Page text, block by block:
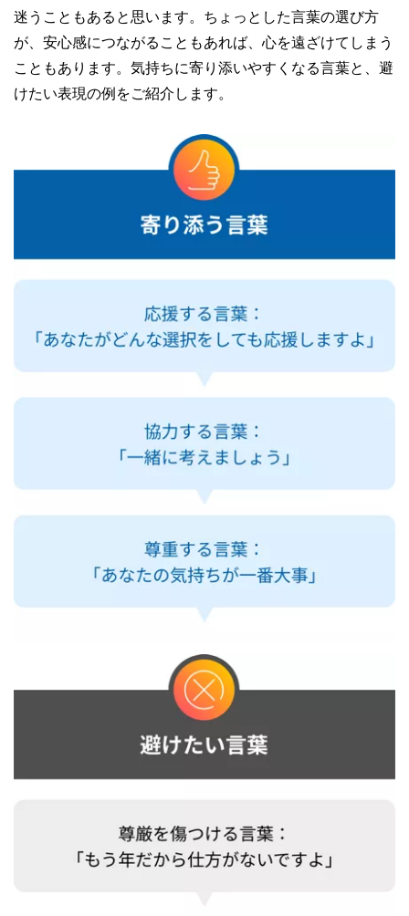
迷うこともあると思います。ちょっとした言葉の選び方
が、安心感につながることもあれば、心を遠ざけてしまう
こともあります。気持ちに寄り添いやすくなる言葉と、避
けたい表現の例をご紹介します。